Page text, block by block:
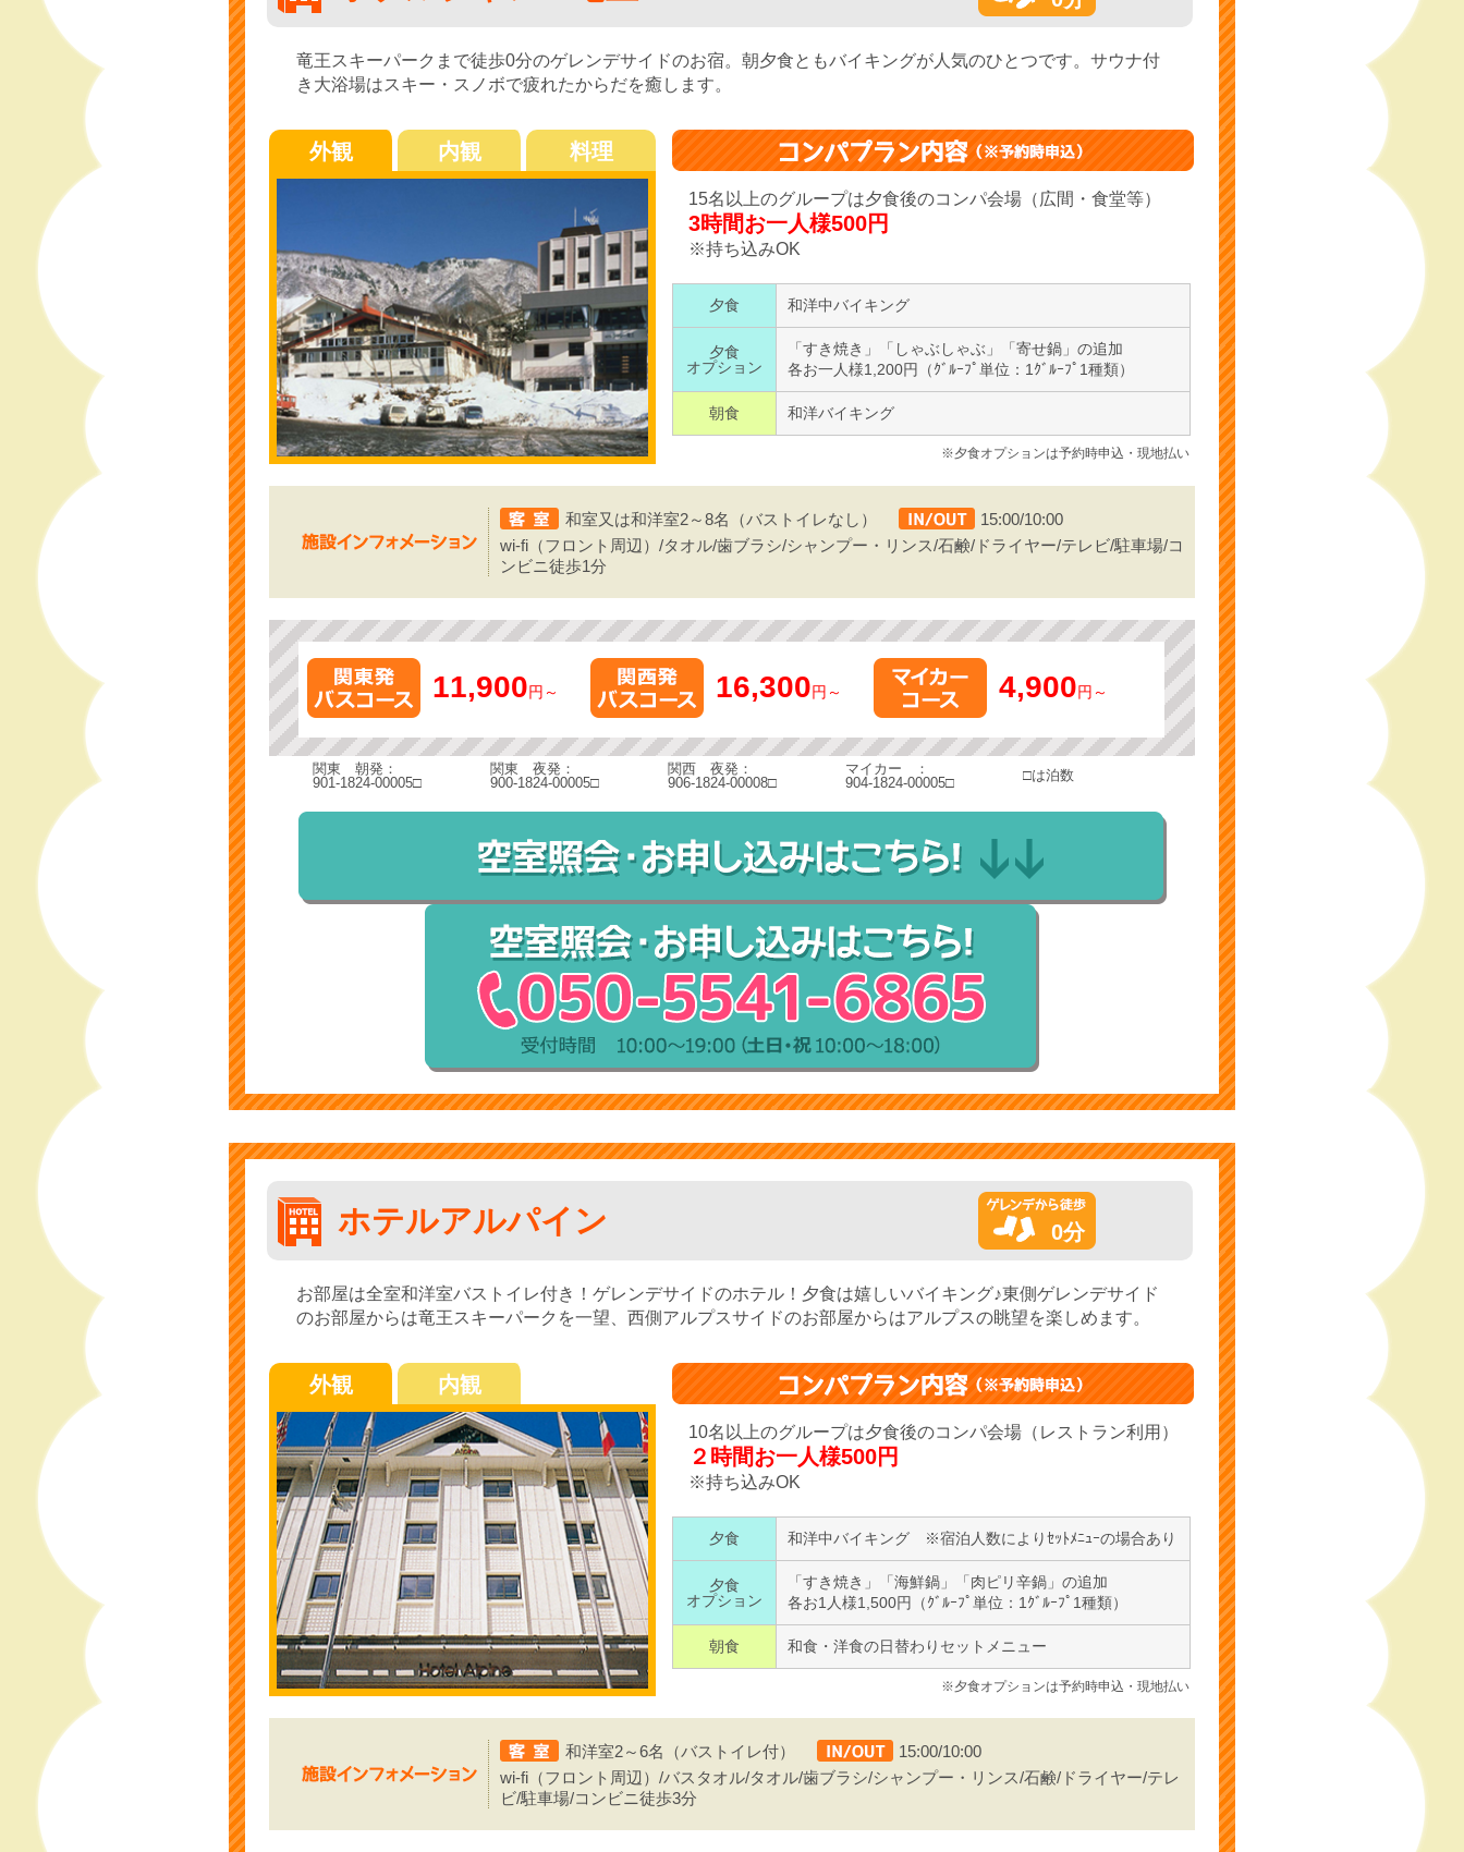
竜王スキーパークまで徒歩0分のゲレンデサイドのお宿。朝夕食ともバイキングが人気のひとつです。サウナ付
き大浴場はスキー・スノボで疲れたからだを癒します。
外観 内観 料理
15名以上のグループは夕食後のコンパ会場（広間・食堂等）
3時間お一人様500円
※持ち込みOK
夕食 和洋中バイキング
夕食
オプション
「すき焼き」「しゃぶしゃぶ」「寄せ鍋」の追加
各お一人様1,200円（ｸﾞﾙｰﾌﾟ単位：1ｸﾞﾙｰﾌﾟ1種類）
朝食 和洋バイキング
※夕食オプションは予約時申込・現地払い
和室又は和洋室2～8名（バストイレなし）
15:00/10:00
wi-fi（フロント周辺）/タオル/歯ブラシ/シャンプー・リンス/石鹸/ドライヤー/テレビ/駐車場/コ
ンビニ徒歩1分
11,900円～ 16,300円～ 4,900円～
関東 朝発：
901-1824-00005□
関東 夜発：
900-1824-00005□
関西 夜発：
906-1824-00008□
マイカー ：
904-1824-00005□
□は泊数
ホテルアルパイン 0分
お部屋は全室和洋室バストイレ付き！ゲレンデサイドのホテル！夕食は嬉しいバイキング♪東側ゲレンデサイド
のお部屋からは竜王スキーパークを一望、西側アルプスサイドのお部屋からはアルプスの眺望を楽しめます。
外観 内観
10名以上のグループは夕食後のコンパ会場（レストラン利用）
２時間お一人様500円
※持ち込みOK
夕食 和洋中バイキング ※宿泊人数によりｾｯﾄﾒﾆｭｰの場合あり
夕食
オプション
「すき焼き」「海鮮鍋」「肉ピリ辛鍋」の追加
各お1人様1,500円（ｸﾞﾙｰﾌﾟ単位：1ｸﾞﾙｰﾌﾟ1種類）
朝食 和食・洋食の日替わりセットメニュー
※夕食オプションは予約時申込・現地払い
和洋室2～6名（バストイレ付）
15:00/10:00
wi-fi（フロント周辺）/バスタオル/タオル/歯ブラシ/シャンプー・リンス/石鹸/ドライヤー/テレ
ビ/駐車場/コンビニ徒歩3分